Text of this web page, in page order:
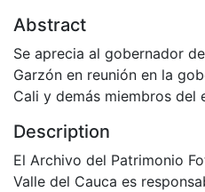
Abstract
Se aprecia al gobernador
Garzón en reunión en la
Cali y demás miembros del
Description
El Archivo del Patrimonio
Valle del Cauca es